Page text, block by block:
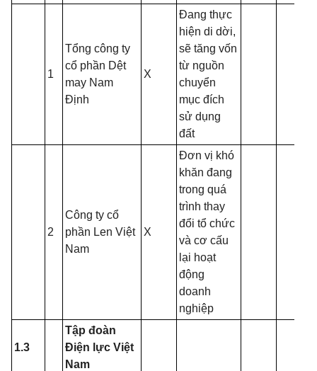
1
Tổng công ty
cổ phần Dệt
may Nam
Định
X
Đang thực
hiện di dời,
sẽ tăng vốn
từ nguồn
chuyển
mục đích
sử dụng
đất
2
Công ty cổ
phần Len Việt
Nam
X
Đơn vị khó
khăn đang
trong quá
trình thay
đổi tổ chức
và cơ cấu
lại hoạt
động
doanh
nghiệp
1.3
Tập đoàn
Điện lực Việt
Nam